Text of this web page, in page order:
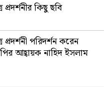
কিছু ছবি
পরিদর্শন করেন
আহ্বায়ক নাহিদ ইসলাম